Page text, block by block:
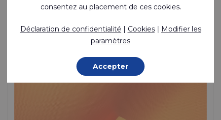
Léger, étanche à l'air, revêtement TPU sur une face,
Polyamide (Nylon) - 235 Dtex , Polyuréthane thermoplastique
(TPU) Lamination, 270 g/m²
consentez au placement de ces cookies.
Déclaration de confidentialité | Cookies| Modifier les
paramètres
Accepter